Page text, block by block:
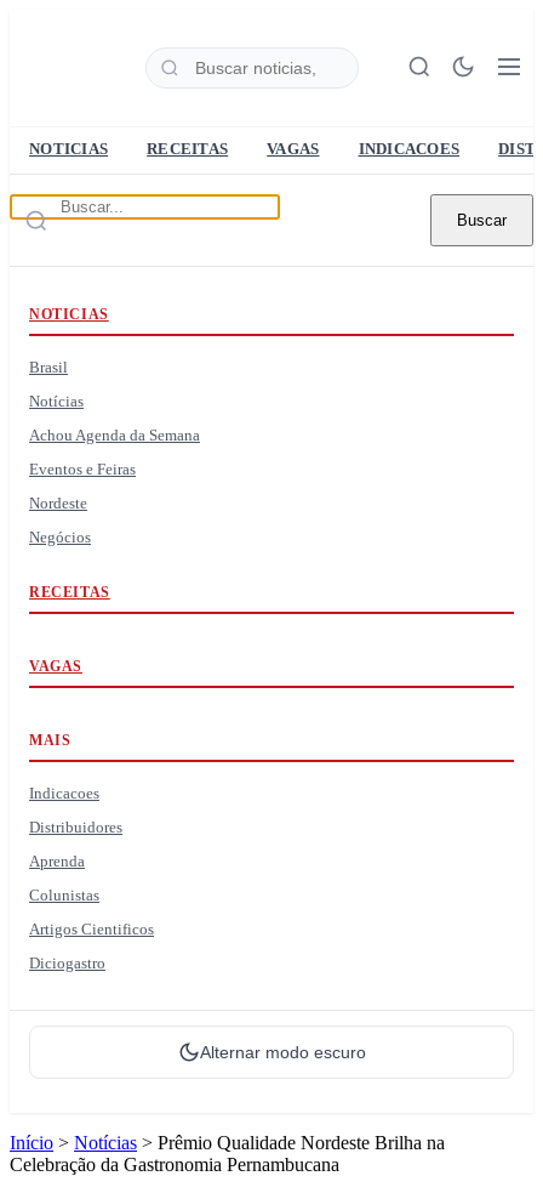
NOTICIAS RECEITAS VAGAS INDICACOES
Buscar
NOTICIAS
Brasil
Notícias
Achou Agenda da Semana
Eventos e Feiras
Nordeste
Negócios
RECEITAS
VAGAS
MAIS
Indicacoes
Distribuidores
Aprenda
Colunistas
Artigos Cientificos
Diciogastro
Alternar modo escuro
Início > Notícias > Prêmio Qualidade Nordeste Brilha na
Celebração da Gastronomia Pernambucana